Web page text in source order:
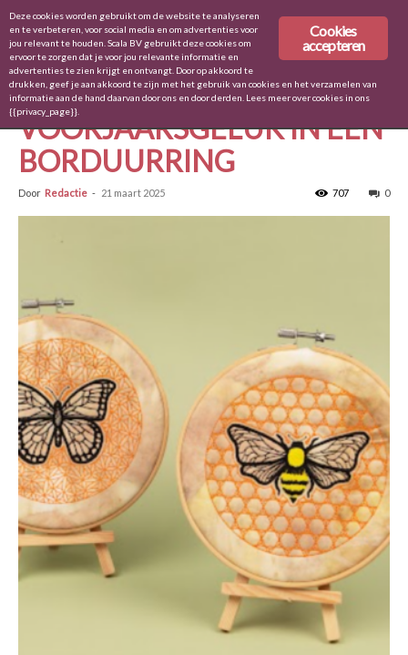
Home Stitch & Quilt 92
Stitch & Quilt 92
VOORJAARSGELUK IN EEN
BORDUURRING
Door Redactie - 21 maart 2025 0
707
Cookies
accepteren
Deze cookies worden gebruikt om de website te analyseren
en te verbeteren, voor social media en om advertenties voor
jou relevant te houden. Scala BV gebruikt deze cookies om
ervoor te zorgen dat je voor jou relevante informatie en
advertenties te zien krijgt en ontvangt. Door op akkoord te
drukken, geef je aan akkoord te zijn met het gebruik van cookies en het verzamelen van
informatie aan de hand daarvan door ons en door derden. Lees meer over cookies in ons
{{privacy_page}}.